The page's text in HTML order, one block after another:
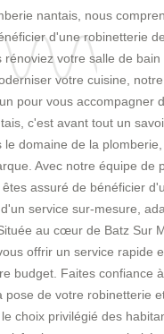
nantais, nous
d'une robinetterie
rénoviez votre salle de
votre cuisine,
pour vous accompagner
c'est avant tout un
le domaine de la
Avec notre équipe de
assuré de bénéficier
service sur-mesure,
au cœur de Batz Sur
offrir un service rapide
budget. Faites confiance
pose de votre robinetterie
choix privilégié des